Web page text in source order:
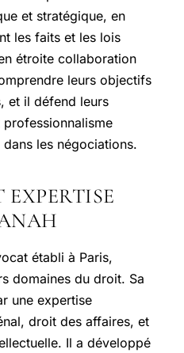
et stratégique, en
les faits et les lois
étroite collaboration
leurs objectifs
et il défend leurs
les négociations.
établi à Paris,
domaines du droit. Sa
une expertise
droit des affaires, et
Il a développé